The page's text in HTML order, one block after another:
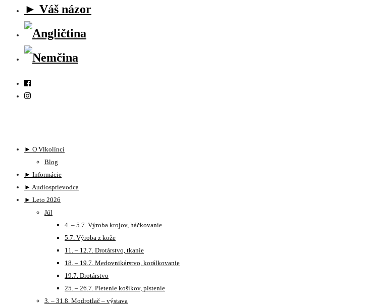
► Váš názor
► O Vlkolínci
Blog
► Informácie
► Audiosprievodca
► Leto 2026
Júl
4. – 5.7. Výroba krojov, háčkovanie
5.7. Výroba z kože
11. – 12.7. Drotárstvo, tkanie
18. – 19.7. Medovnikárstvo, korálkovanie
19.7. Drotárstvo
25. – 26.7. Pletenie košíkov, plstenie
3. – 31.8. Modrotlač – výstava